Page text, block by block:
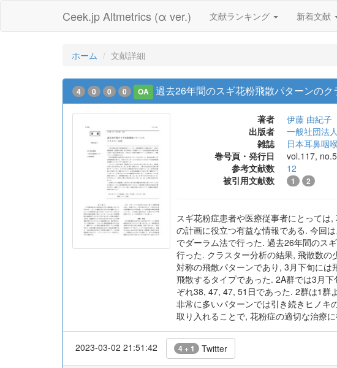
Ceek.jp Altmetrics (α ver.) 文献ランキング 新着文献
ホーム 文献詳細
4 0 0 0 OA 過去26年間のスギ花粉飛散パターンの
著者
伊藤 由紀子
出版者
一般社団法
雑誌
日本耳鼻咽
巻号頁・発行日
vol.117,
参考文献数
12
被引用文献数
1 2
スギ花粉症患者や医療従事者にとっては
の計画に役立つ有益な情報である. 今回
でダーラム法で行った. 過去26年間のス
行った. クラスター分析の結果, 飛散数
対称の飛散パターンであり, 3月下旬には
飛散するタイプであった. 2A群では3月
ぞれ38, 47, 47, 51日であった. 2群は1群
非常に多いパターンでは引き続きヒノキ
取り入れることで, 花粉症の適切な治療
2023-03-02 21:51:42 4 + 1 Twitter